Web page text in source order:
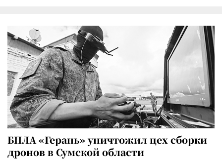
БПЛА «Герань» уничтожил цех сборки
дронов в Сумской области